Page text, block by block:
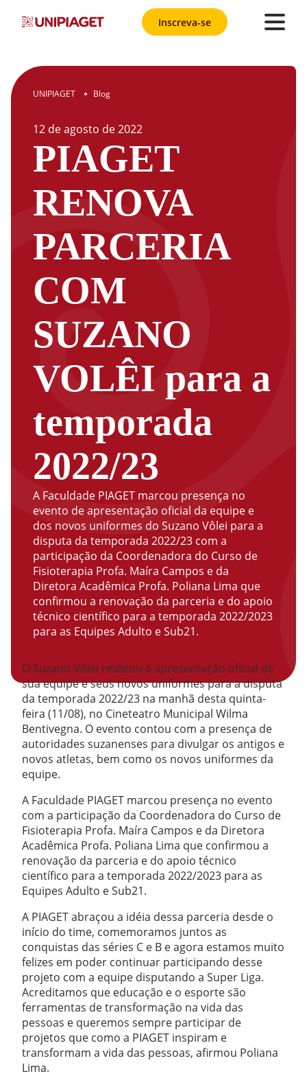
Inscreva-se
UNIPIAGET ● Blog
12 deagosto de2022
PIAGET
RENOVA
PARCERIA
COM
SUZANO
VOLÊI para a
temporada
2022/23
A Faculdade PIAGET marcou presença no
evento de apresentação oficial da equipe e
dos novos uniformes do Suzano Vôlei para a
disputa da temporada 2022/23 com a
participação da Coordenadora do Curso de
Fisioterapia Profa. Maíra Campos e da
Diretora Acadêmica Profa. Poliana Lima que
confirmou a renovação da parceria e do apoio
técnico científico para a temporada 2022/2023
para as Equipes Adulto e Sub21.
O Suzano Vôlei realizou a apresentação oficial de
sua equipe e seus novos uniformes para a disputa
da temporada 2022/23 na manhã desta quinta-
feira (11/08), no Cineteatro Municipal Wilma
Bentivegna. O evento contou com a presença de
autoridades suzanenses para divulgar os antigos e
novos atletas, bem como os novos uniformes da
equipe.
A Faculdade PIAGET marcou presença no evento
com a participação da Coordenadora do Curso de
Fisioterapia Profa. Maíra Campos e da Diretora
Acadêmica Profa. Poliana Lima que confirmou a
renovação da parceria e do apoio técnico
científico para a temporada 2022/2023 para as
Equipes Adulto e Sub21.
A PIAGET abraçou a idéia dessa parceria desde o
início do time, comemoramos juntos as
conquistas das séries C e B e agora estamos muito
felizes em poder continuar participando desse
projeto com a equipe disputando a Super Liga.
Acreditamos que educação e o esporte são
ferramentas de transformação na vida das
pessoas e queremos sempre participar de
projetos que como a PIAGET inspiram e
transformam a vida das pessoas, afirmou Poliana
Lima.